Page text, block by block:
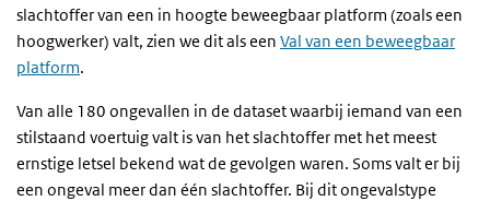
slachtoffer van een in hoogte beweegbaar platform (zoals een
hoogwerker) valt, zien we dit als een Val van een beweegbaar
platform.
Van alle 180 ongevallen in de dataset waarbij iemand van een
stilstaand voertuig valt is van het slachtoffer met het meest
ernstige letsel bekend wat de gevolgen waren. Soms valt er bij
een ongeval meer dan één slachtoffer. Bij dit ongevalstype